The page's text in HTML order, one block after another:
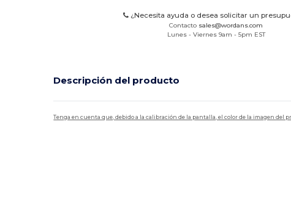
¿Necesita ayuda o desea solicitar un
Contacto sales@wordans.com
Lunes - Viernes 9am - 5pm EST
Descripción del producto
Tenga en cuenta que, debido a la calibración de la pantalla, el color de la imagen